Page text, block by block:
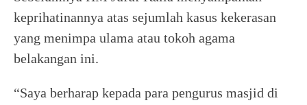
keprihatinannya atas sejumlah kasus kekerasan
yang menimpa ulama atau tokoh agama
belakangan ini.
“Saya berharap kepada para pengurus masjid di